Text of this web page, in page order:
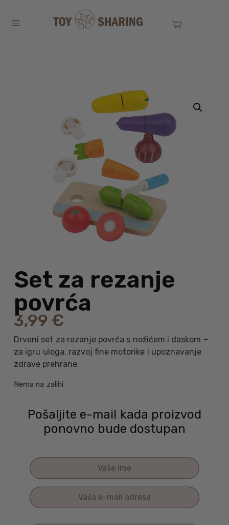
Set za rezanje
povrća
3,99 €
Drveni set za rezanje povrća s nožićem i daskom –
za igru uloga, razvoj fine motorike i upoznavanje
zdrave prehrane.
Nema na zalihi
Pošaljite e-mail kada proizvod
ponovno bude dostupan